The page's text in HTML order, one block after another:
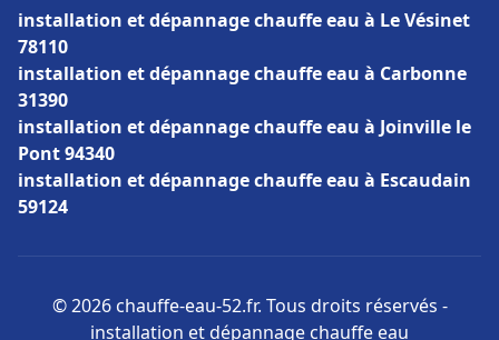
installation et dépannage chauffe eau à Le Vésinet
78110
installation et dépannage chauffe eau à Carbonne
31390
installation et dépannage chauffe eau à Joinville le
Pont 94340
installation et dépannage chauffe eau à Escaudain
59124
© 2026 chauffe-eau-52.fr. Tous droits réservés -
installation et dépannage chauffe eau